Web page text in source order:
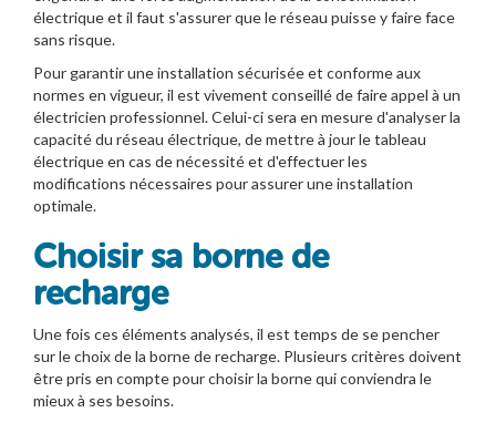
électrique et il faut s'assurer que le réseau puisse y faire face
sans risque.
Pour garantir une installation sécurisée et conforme aux
normes en vigueur, il est vivement conseillé de faire appel à un
électricien professionnel. Celui-ci sera en mesure d'analyser la
capacité du réseau électrique, de mettre à jour le tableau
électrique en cas de nécessité et d'effectuer les
modifications nécessaires pour assurer une installation
optimale.
Choisir sa borne de
recharge
Une fois ces éléments analysés, il est temps de se pencher
sur le choix de la borne de recharge. Plusieurs critères doivent
être pris en compte pour choisir la borne qui conviendra le
mieux à ses besoins.